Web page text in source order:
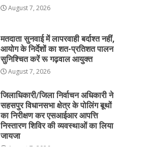
August 7, 2026
मतदाता सुनवाई में लापरवाही बर्दाश्त नहीं,
आयोग के निर्देशों का शत-प्रतिशत पालन
सुनिश्चित करें रू गढ़वाल आयुक्त
August 7, 2026
जिलाधिकारी/जिला निर्वाचन अधिकारी ने
सहसपुर विधानसभा क्षेत्र के पोलिंग बूथों
का निरीक्षण कर एसआईआर आपत्ति
निस्तारण शिविर की व्यवस्थाओं का लिया
जायजा
August 7, 2026